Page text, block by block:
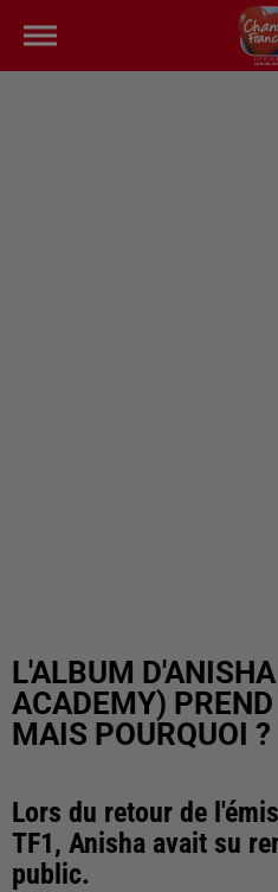
L'ALBUM
ACADEMY)
MAIS POURQUOI ?
Lors du retour de
TF1, Anisha avait su
public.